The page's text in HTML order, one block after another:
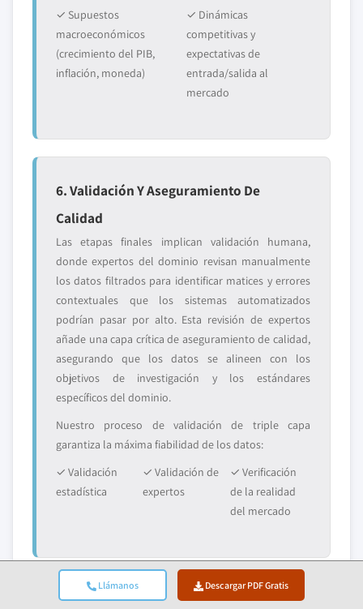
Llámanos Descargar PDF Gratis
✓ Supuestos
macroeconómicos
(crecimiento del PIB,
inflación, moneda)
✓ Dinámicas
competitivas y
expectativas de
entrada/salida al
mercado
6. Validación Y Aseguramiento De
Calidad
Las etapas finales implican validación humana,
donde expertos del dominio revisan manualmente
los datos filtrados para identificar matices y errores
contextuales que los sistemas automatizados
podrían pasar por alto. Esta revisión de expertos
añade una capa crítica de aseguramiento de calidad,
asegurando que los datos se alineen con los
objetivos de investigación y los estándares
específicos del dominio.
Nuestro proceso de validación de triple capa
garantiza la máxima fiabilidad de los datos:
✓ Validación
estadística
✓ Validación de
expertos
✓ Verificación
de la realidad
del mercado
Confianza & Credibilidad